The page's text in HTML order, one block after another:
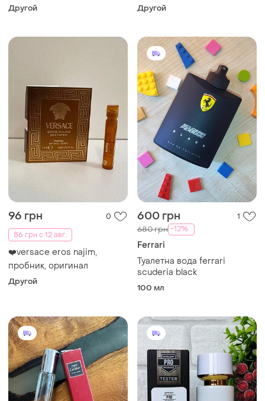
parfum
Другой Другой
96 грн
0
86 грн с 12 авг.
❤️versace eros najim,
пробник, оригинал
Другой
600 грн 1
680 грн -12%
Ferrari
Туалетна вода ferrari
scuderia black
100 мл